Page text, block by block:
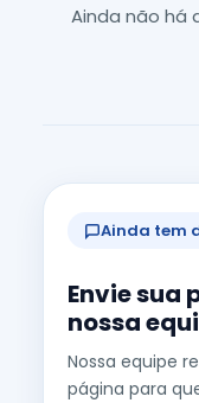
Ainda não há
Ainda tem
Envie sua
nossa
Nossa equipe
página para